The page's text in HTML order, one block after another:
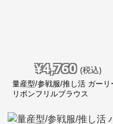
¥4,760 (税込)
量産型/参戦服/推し活 ガーリ
リボンフリルブラウス